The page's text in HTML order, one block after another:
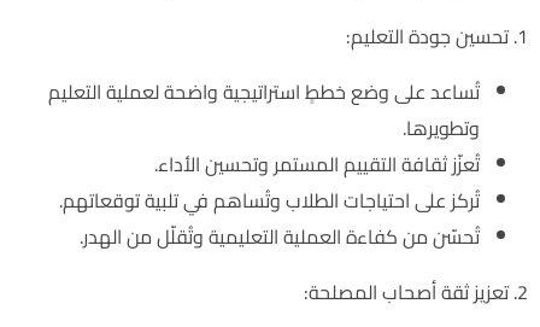
1. تحسين جودة التعليم:
تُساعد على وضع خططٍ استراتيجية واضحة لعملية التعليم
وتطويرها.
تُعزّز ثقافة التقييم المستمر وتحسين الأداء.
تُركز على احتياجات الطلاب وتُساهم في تلبية توقعاتهم.
تُحسّن من كفاءة العملية التعليمية وتُقلّل من الهدر.
2. تعزيز ثقة أصحاب المصلحة: